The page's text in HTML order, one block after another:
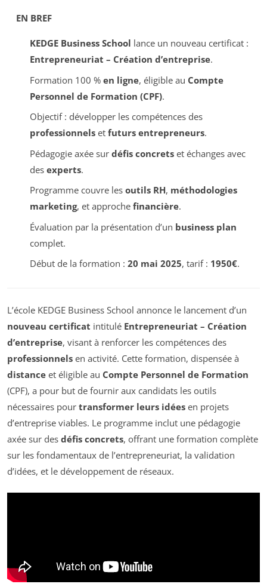
EN BREF
KEDGE Business School lance un nouveau certificat :
Entrepreneuriat – Création d’entreprise.
Formation 100 % en ligne, éligible au Compte
Personnel de Formation (CPF).
Objectif : développer les compétences des
professionnelset futurs entrepreneurs.
Pédagogie axée sur défis concretset échanges avec
des experts.
Programme couvre les outils RH, méthodologies
marketing, et approche financière.
Évaluation par la présentation d’un business plan
complet.
Début de la formation : 20 mai 2025, tarif : 1950€.
L’école KEDGE Business School annonce le lancement d’un
nouveau certificat intitulé Entrepreneuriat – Création
d’entreprise, visant à renforcer les compétences des
professionnels en activité. Cette formation, dispensée à
distance et éligible au Compte Personnel de Formation
(CPF), a pour but de fournir aux candidats les outils
nécessaires pour transformer leurs idées en projets
d’entreprise viables. Le programme inclut une pédagogie
axée sur des défis concrets, offrant une formation complète
sur les fondamentaux de l’entrepreneuriat, la validation
d’idées, et le développement de réseaux.